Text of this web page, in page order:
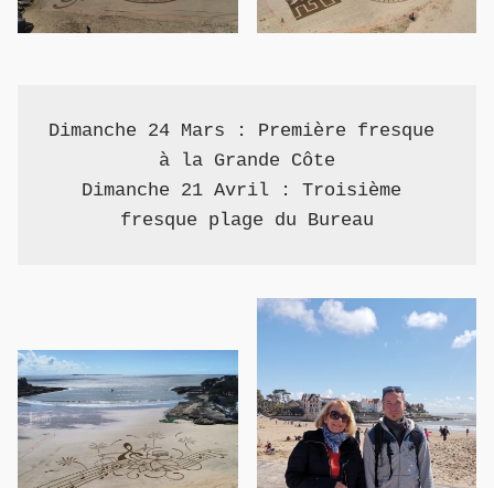
Dimanche 24 Mars : Première fresque
à la Grande Côte
Dimanche 21 Avril : Troisième
fresque plage du Bureau